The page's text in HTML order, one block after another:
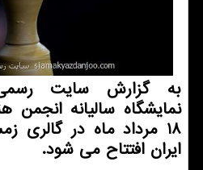
به گزارش سایت
نمایشگاه سالیانه انجمن
۱۸ مرداد ماه در گالری
ایران افتتاح می شود.